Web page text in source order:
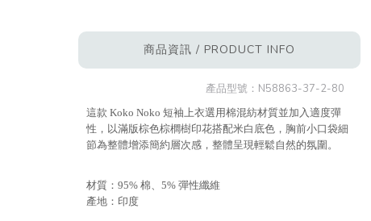
商品資訊 / PRODUCT INFO
產品型號： N58863-37-2-80
這款 Koko Noko 短袖上衣選用棉混紡材質並加入適度彈
性，以滿版棕色棕櫚樹印花搭配米白底色，胸前小口袋細
節為整體增添簡約層次感，整體呈現輕鬆自然的氛圍。
材質：95% 棉、5% 彈性纖維
產地：印度